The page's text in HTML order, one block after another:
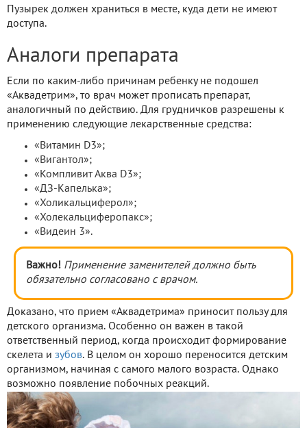
Пузырек должен храниться в месте, куда дети не имеют
доступа.
Аналоги препарата
Если по каким-либо причинам ребенку не подошел
«Аквадетрим», то врач может прописать препарат,
аналогичный по действию. Для грудничков разрешены к
применению следующие лекарственные средства:
«Витамин D3»;
«Вигантол»;
«Компливит Аква D3»;
«ДЗ-Капелька»;
«Холикальциферол»;
«Холекальциферопакс»;
«Видеин 3».
Важно! Применение заменителей должно быть
обязательно согласовано с врачом.
Доказано, что прием «Аквадетрима» приносит пользу для
детского организма. Особенно он важен в такой
ответственный период, когда происходит формирование
скелета и зубов. В целом он хорошо переносится детским
организмом, начиная с самого малого возраста. Однако
возможно появление побочных реакций.